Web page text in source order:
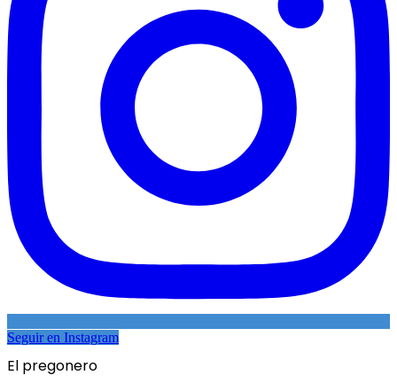
Seguir en Instagram
El pregonero